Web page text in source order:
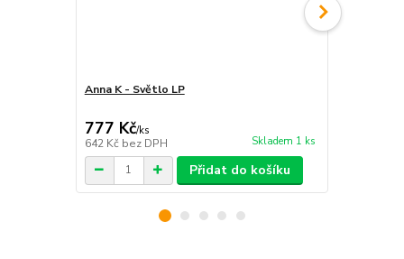
Anna K - Světlo LP
777 Kč/ks
642 Kč bez DPH Skladem 1 ks
Přidat do košíku